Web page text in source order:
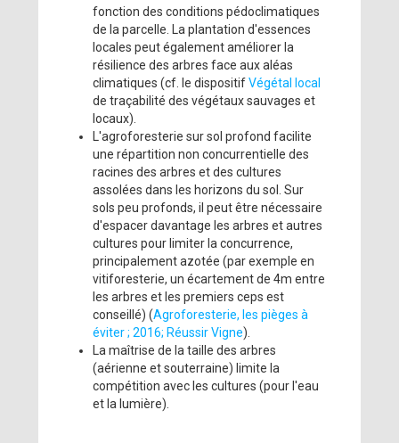
fonction des conditions pédoclimatiques
de la parcelle. La plantation d'essences
locales peut également améliorer la
résilience des arbres face aux aléas
climatiques (cf. le dispositifVégétal local
de traçabilité des végétaux sauvages et
locaux).
L'agroforesterie sur sol profond facilite
une répartition non concurrentielle des
racines des arbres et des cultures
assolées dans les horizons du sol. Sur
sols peu profonds, il peut être nécessaire
d'espacer davantage les arbres et autres
cultures pour limiter la concurrence,
principalement azotée (par exemple en
vitiforesterie, un écartement de 4m entre
les arbres et les premiers ceps est
conseillé) (Agroforesterie, les pièges à
éviter ; 2016; Réussir Vigne).
La maîtrise de la taille des arbres
(aérienne et souterraine) limite la
compétition avec les cultures (pour l'eau
et la lumière).